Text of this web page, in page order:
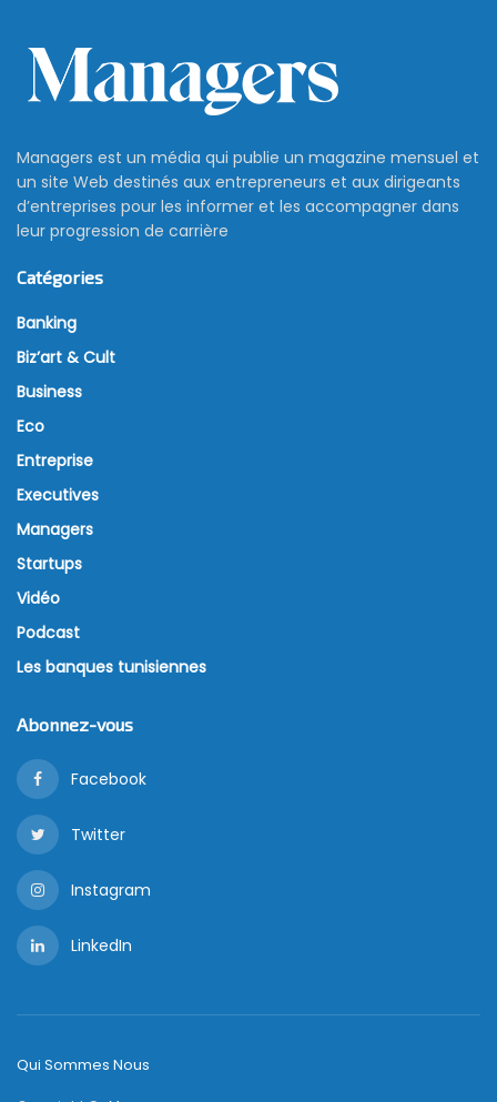
Managers est un média qui publie un magazine mensuel et
un site Web destinés aux entrepreneurs et aux dirigeants
d’entreprises pour les informer et les accompagner dans
leur progression de carrière
Catégories
Banking
Biz’art & Cult
Business
Eco
Entreprise
Executives
Managers
Startups
Vidéo
Podcast
Les banques tunisiennes
Abonnez-vous
Facebook
Twitter
Instagram
LinkedIn
Qui Sommes Nous